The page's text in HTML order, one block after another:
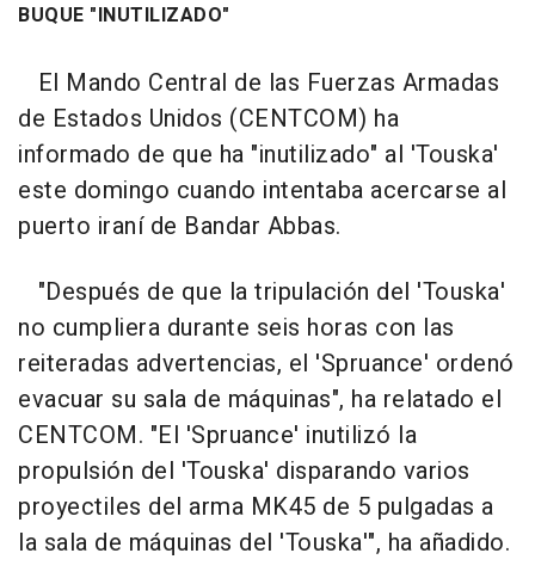
BUQUE "INUTILIZADO"
El Mando Central de las Fuerzas Armadas
de Estados Unidos (CENTCOM) ha
informado de que ha "inutilizado" al 'Touska'
este domingo cuando intentaba acercarse al
puerto iraní de Bandar Abbas.
"Después de que la tripulación del 'Touska'
no cumpliera durante seis horas con las
reiteradas advertencias, el 'Spruance' ordenó
evacuar su sala de máquinas", ha relatado el
CENTCOM. "El 'Spruance' inutilizó la
propulsión del 'Touska' disparando varios
proyectiles del arma MK45 de 5 pulgadas a
la sala de máquinas del 'Touska'", ha añadido.